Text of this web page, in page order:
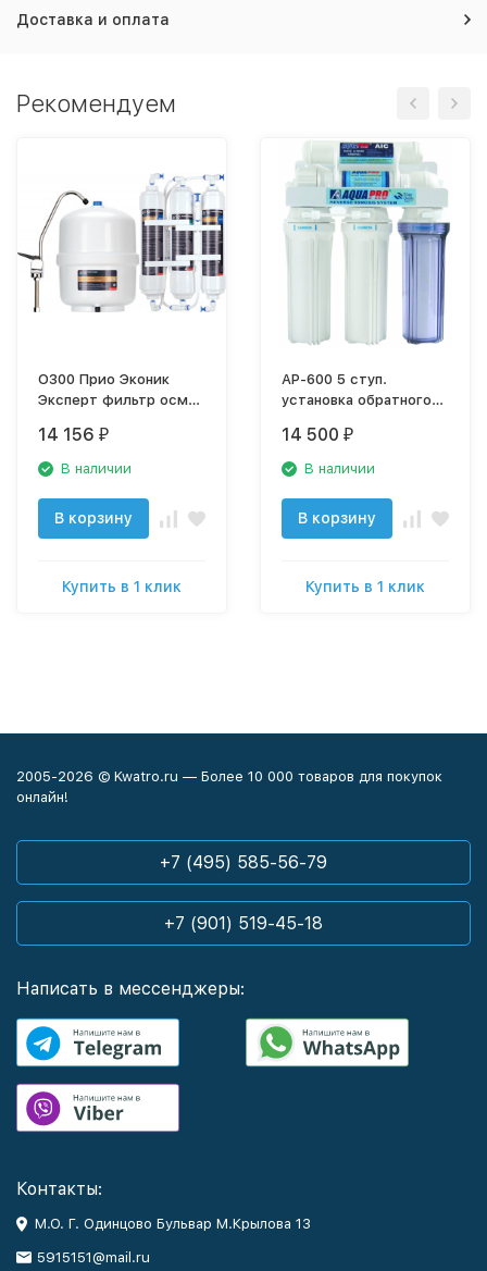
Доставка и оплата
Рекомендуем
О300 Прио Эконик
Эксперт фильтр осмос
O300
14 156 ₽
В наличии
В корзину
Купить в 1 клик
AP-600 5 ступ.
установка обратного
14 500 ₽
В наличии
В корзину
Купить в 1 клик
2005-2026 © Kwatro.ru — Более 10 000 товаров для покупок
онлайн!
+7 (495) 585-56-79
+7 (901) 519-45-18
Написать в мессенджеры:
Контакты:
М.О. Г. Одинцово Бульвар М.Крылова 13
5915151@mail.ru